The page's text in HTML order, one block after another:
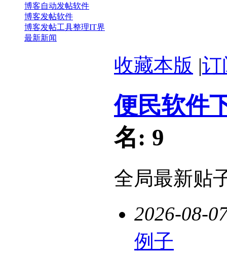
博客自动发帖软件
博客发帖软件
博客发帖工具整理IT界
最新新闻
收藏本版 |订
便民软件
名: 9
全局最新贴
2026-08-
例子